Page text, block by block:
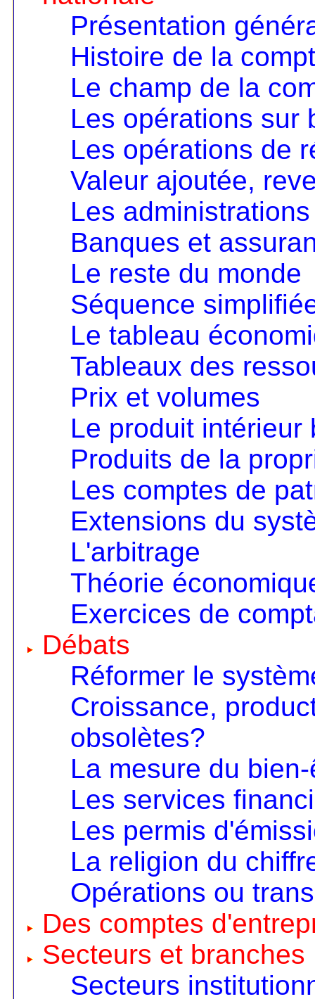
Présentation
Histoire de la
Le champ de la
Les opérations sur
Les opérations de
Valeur ajoutée,
Les
Banques et
Le reste du monde
Séquence
Le tableau
Tableaux des
Prix et volumes
Le produit intérieur
Produits de la
Les comptes de
Extensions du
L'arbitrage
Théorie
Exercices de
Débats
Réformer le
Croissance,
obsolètes?
La mesure du
Les services
Les permis
La religion du
Opérations ou
Des comptes
Secteurs et branches
Secteurs